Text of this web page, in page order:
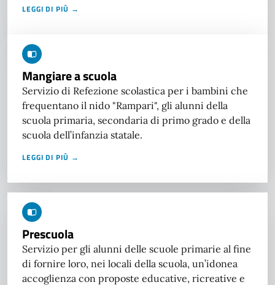
LEGGI DI PIÙ →
Mangiare a scuola
Servizio di Refezione scolastica per i bambini che
frequentano il nido "Rampari", gli alunni della
scuola primaria, secondaria di primo grado e della
scuola dell’infanzia statale.
LEGGI DI PIÙ →
Prescuola
Servizio per gli alunni delle scuole primarie al fine
di fornire loro, nei locali della scuola, un’idonea
accoglienza con proposte educative, ricreative e